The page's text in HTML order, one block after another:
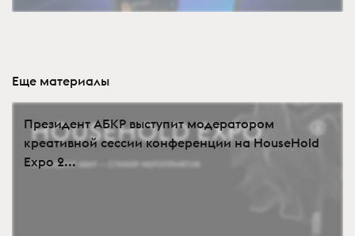
Еще материалы
Президент АБКР выступит модератором
креативной сессии конференции на HouseHold
Expo 2...